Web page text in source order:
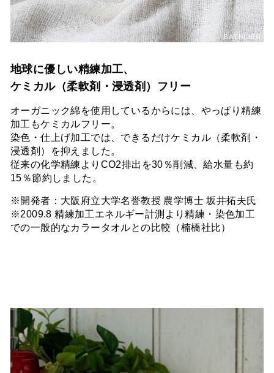
地球に優しい精練加工、
ケミカル（柔軟剤・浸透剤）フリー
オーガニック綿を使用しているからには、やっぱり精練
加工もケミカルフリー。
染色・仕上げ加工では、できるだけケミカル（柔軟剤・
浸透剤）を抑えました。
従来の化学精練よりCO2排出を30％削減、給水量も約
15％節約しました。
※開発者：大阪府立大学名誉教授 農学博士 坂井拓夫氏
※2009.8 精練加工エネルギー計測より精練・染色加工
での一般的なカラータオルとの比較（楠橋社比）